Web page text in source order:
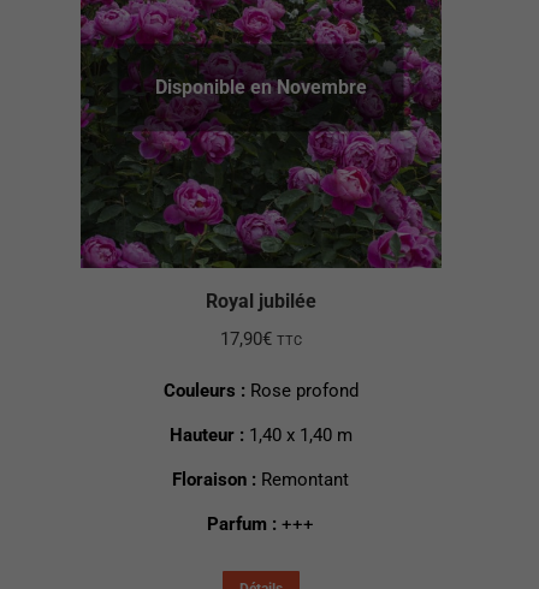
Disponible en Novembre
Royal jubilée
17,90€ TTC
Couleurs : Rose profond
Hauteur : 1,40 x 1,40 m
Floraison : Remontant
Parfum : +++